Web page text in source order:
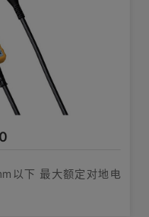
以下 最大额定对地电